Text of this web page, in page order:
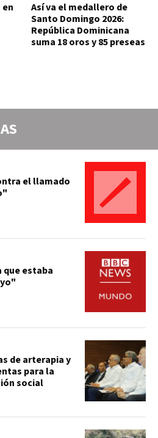
en
Así va el medallero de
Santo Domingo 2026:
República Dominicana
suma 18 oros y 85 preseas
el llamado
que estaba
de arterapia y
para la
social